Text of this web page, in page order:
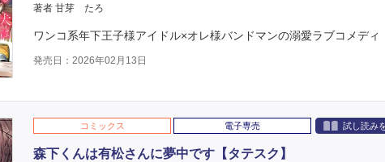
著者 甘芽 たろ
ワンコ系年下王子様アイドル×オレ様バンドマンの溺愛ラブコメディ
発売日：2026年02月13日
コミックス 電子専売 試し読み
森下くんは有松さんに夢中です【タテスク】